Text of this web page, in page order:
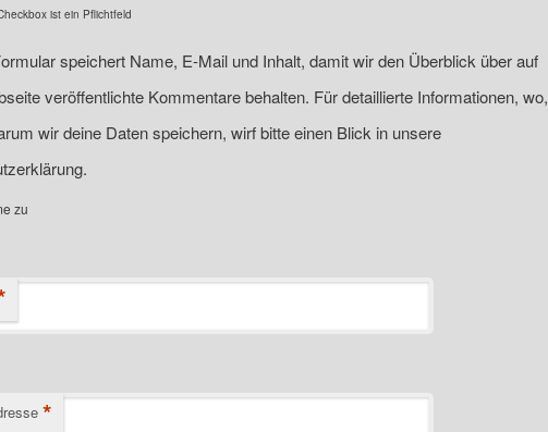
ist ein Pflichtfeld
speichert Name, E-Mail und Inhalt, damit wir den Überblick über auf
veröffentlichte Kommentare behalten. Für detaillierte Informationen, wo,
wir deine Daten speichern, wirf bitte einen Blick in unsere
zu
*